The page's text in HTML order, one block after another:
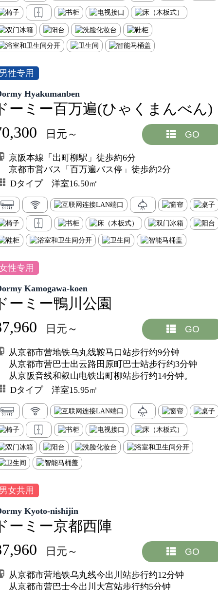
性专用
Hyakumanben
ーミー百万遍(ひゃくまんべん)
日元～ GO
京阪本線「出町柳駅」徒歩約6分
京都市営バス「百万遍バス停」徒歩約2分
Dタイプ 洋室16.50㎡
性专用
Kamogawa-koen
ーミー鴨川公園
日元～ GO
从京都市营地铁乌丸线鞍马口站步行约9分钟
从京都市营巴士出云路田原町巴士站步行约3分钟
从京阪音线和叡山电铁出町柳站步行约14分钟。
Dタイプ 洋室15.95㎡
女共用
Kyoto-nishijin
ーミー京都西陣
日元～ GO
从京都市营地铁乌丸线今出川站步行约12分钟
从京都市营巴士今出川大宫站步行约5分钟